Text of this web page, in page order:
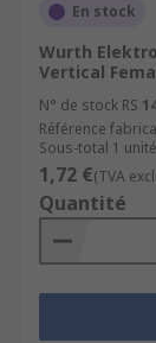
En stock
Wurth
Vertical
N° de stock RS
Référence
Sous-total 1
1,72 €(TVA
Quantité